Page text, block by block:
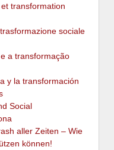
transformation
sociale
a transformação
y la transformación
Social
aller Zeiten – Wie
können!